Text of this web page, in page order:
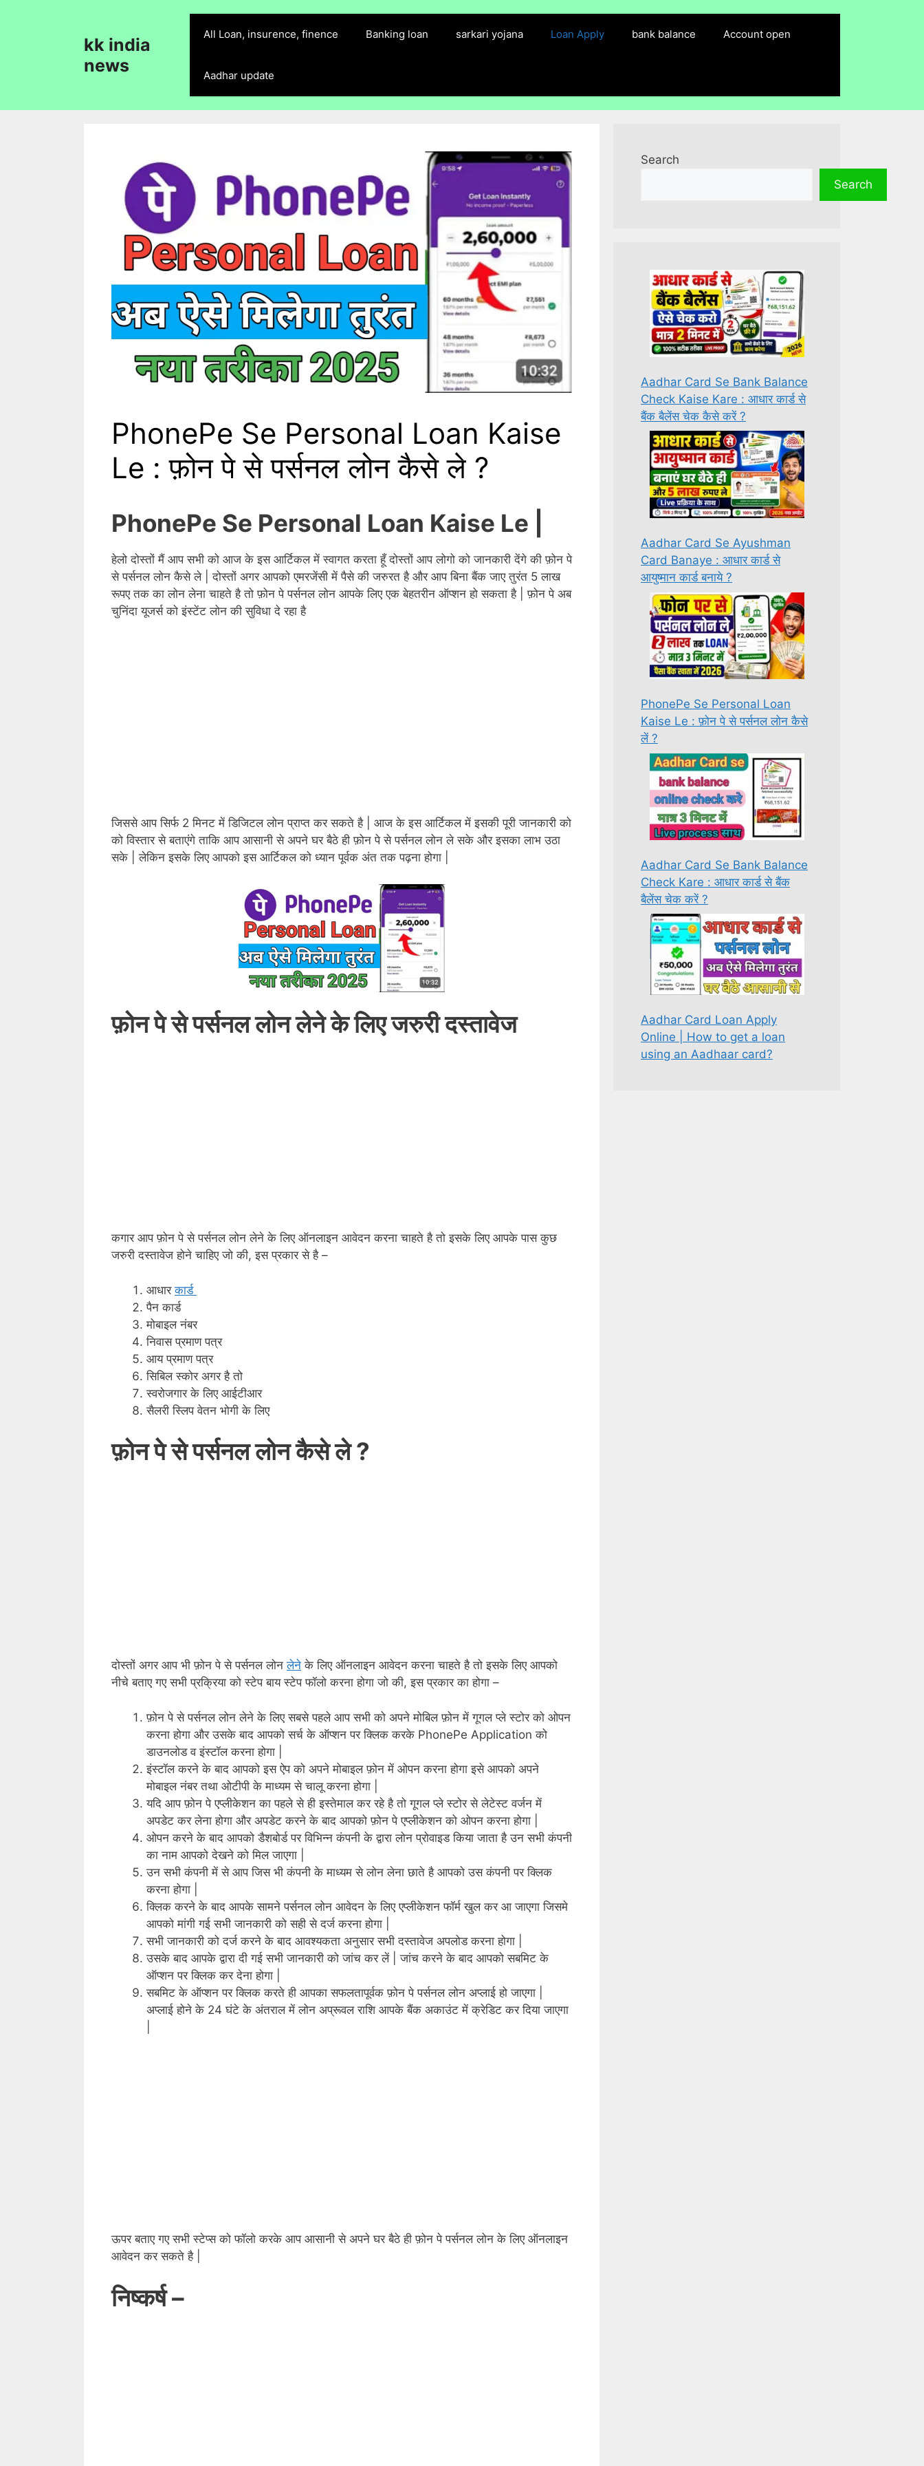
kk india
news
All Loan, insurence, finence Banking loan sarkari yojana Loan Apply bank balance Account open
Aadhar update
PhonePe Se Personal Loan Kaise
Le : फ़ोन पे से पर्सनल लोन कैसे ले ?
PhonePe Se Personal Loan Kaise Le |
हेलो दोस्तों मैं आप सभी को आज के इस आर्टिकल में स्वागत करता हूँ दोस्तों आप लोगो को जानकारी देंगे की फ़ोन पे
से पर्सनल लोन कैसे ले | दोस्तों अगर आपको एमरजेंसी में पैसे की जरुरत है और आप बिना बैंक जाए तुरंत 5 लाख
रूपए तक का लोन लेना चाहते है तो फ़ोन पे पर्सनल लोन आपके लिए एक बेहतरीन ऑप्शन हो सकता है | फ़ोन पे अब
चुनिंदा यूजर्स को इंस्टेंट लोन की सुविधा दे रहा है
जिससे आप सिर्फ 2 मिनट में डिजिटल लोन प्राप्त कर सकते है | आज के इस आर्टिकल में इसकी पूरी जानकारी को
को विस्तार से बताएंगे ताकि आप आसानी से अपने घर बैठे ही फ़ोन पे से पर्सनल लोन ले सके और इसका लाभ उठा
सके | लेकिन इसके लिए आपको इस आर्टिकल को ध्यान पूर्वक अंत तक पढ़ना होगा |
फ़ोन पे से पर्सनल लोनलेनेके लिए जरुरी दस्तावेज
कगार आप फ़ोन पे से पर्सनल लोन लेने के लिए ऑनलाइन आवेदन करना चाहते है तो इसके लिए आपके पास कुछ
जरुरी दस्तावेज होने चाहिए जो की, इस प्रकार से है –
आधारकार्ड
पैन कार्ड
मोबाइल नंबर
निवास प्रमाण पत्र
आय प्रमाण पत्र
सिबिल स्कोर अगर है तो
स्वरोजगार के लिए आईटीआर
सैलरी स्लिप वेतन भोगी के लिए
फ़ोन पे से पर्सनल लोन कैसे ले ?
दोस्तों अगर आप भी फ़ोन पे से पर्सनल लोनलेने के लिए ऑनलाइन आवेदन करना चाहते है तो इसके लिए आपको
नीचे बताए गए सभी प्रक्रिया को स्टेप बाय स्टेप फॉलो करना होगा जो की, इस प्रकार का होगा –
फ़ोन पे से पर्सनल लोन लेने के लिए सबसे पहले आप सभी को अपने मोबिल फ़ोन में गूगल प्ले स्टोर को ओपन
करना होगा और उसके बाद आपको सर्च के ऑप्शन पर क्लिक करके PhonePe Application को
डाउनलोड व इंस्टॉल करना होगा |
इंस्टॉल करने के बाद आपको इस ऐप को अपने मोबाइल फ़ोन में ओपन करना होगा इसे आपको अपने
मोबाइल नंबर तथा ओटीपी के माध्यम से चालू करना होगा |
यदि आप फ़ोन पे एप्लीकेशन का पहले से ही इस्तेमाल कर रहे है तो गूगल प्ले स्टोर से लेटेस्ट वर्जन में
अपडेट कर लेना होगा और अपडेट करने के बाद आपको फ़ोन पे एप्लीकेशन को ओपन करना होगा |
ओपन करने के बाद आपको डैशबोर्ड पर विभिन्न कंपनी के द्वारा लोन प्रोवाइड किया जाता है उन सभी कंपनी
का नाम आपको देखने को मिल जाएगा |
उन सभी कंपनी में से आप जिस भी कंपनी के माध्यम से लोन लेना छाते है आपको उस कंपनी पर क्लिक
करना होगा |
क्लिक करने के बाद आपके सामने पर्सनल लोन आवेदन के लिए एप्लीकेशन फॉर्म खुल कर आ जाएगा जिसमे
आपको मांगी गई सभी जानकारी को सही से दर्ज करना होगा |
सभी जानकारी को दर्ज करने के बाद आवश्यकता अनुसार सभी दस्तावेज अपलोड करना होगा |
उसके बाद आपके द्वारा दी गई सभी जानकारी को जांच कर लें | जांच करने के बाद आपको सबमिट के
ऑप्शन पर क्लिक कर देना होगा |
सबमिट के ऑप्शन पर क्लिक करते ही आपका सफलतापूर्वक फ़ोन पे पर्सनल लोन अप्लाई हो जाएगा |
अप्लाई होने के 24 घंटे के अंतराल में लोन अप्रूवल राशि आपके बैंक अकाउंट में क्रेडिट कर दिया जाएगा
ऊपर बताए गए सभी स्टेप्स को फॉलो करके आप आसानी से अपने घर बैठे ही फ़ोन पे पर्सनल लोन के लिए ऑनलाइन
आवेदन कर सकते है |
निष्कर्ष –
Search
Search
Aadhar Card Se Bank Balance
Check Kaise Kare : आधार कार्ड से
बैंक बैलेंस चेक कैसे करें ?
Aadhar Card Se Ayushman
Card Banaye : आधार कार्ड से
आयुष्मान कार्ड बनाये ?
PhonePe Se Personal Loan
Kaise Le : फ़ोन पे से पर्सनल लोन कैसे
लें ?
Aadhar Card Se Bank Balance
Check Kare : आधार कार्ड से बैंक
बैलेंस चेक करें ?
Aadhar Card Loan Apply
Online | How to get a loan
using an Aadhaar card?